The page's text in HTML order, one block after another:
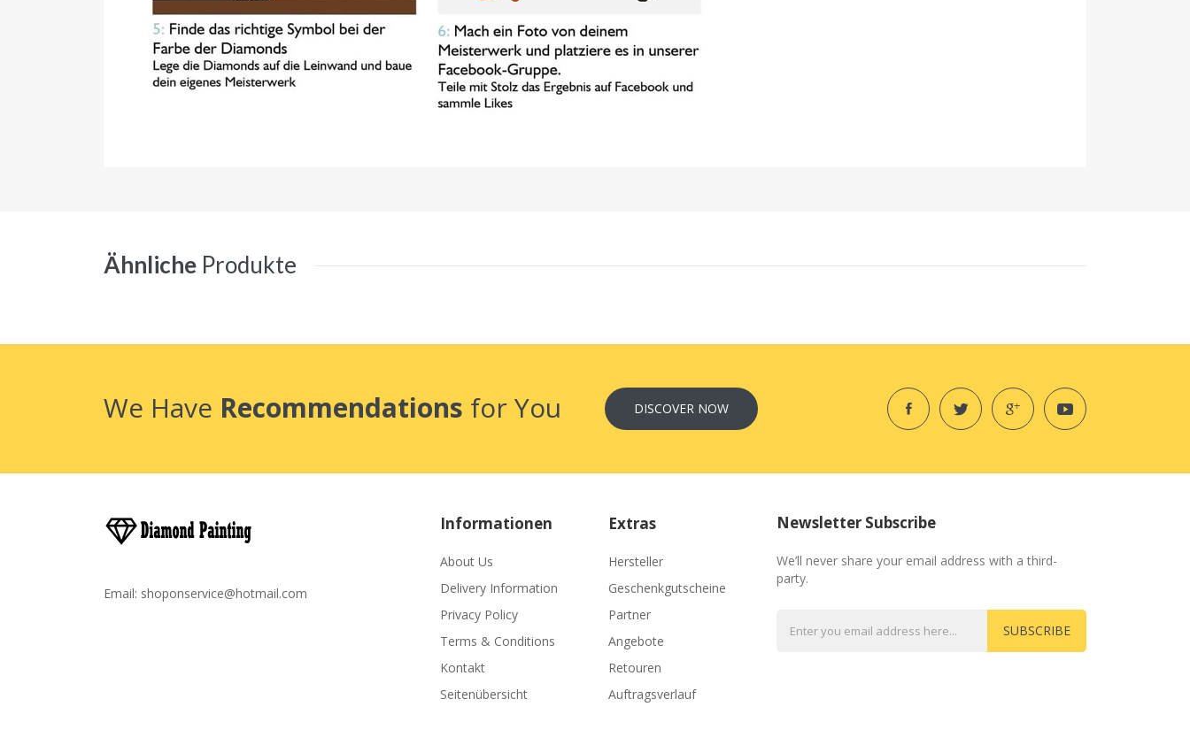
Ähnliche Produkte
We Have Recommendations for You DISCOVER NOW
Email: shoponservice@hotmail.com
Informationen
About Us
Delivery Information
Privacy Policy
Terms & Conditions
Kontakt
Seitenübersicht
Extras
Hersteller
Geschenkgutscheine
Partner
Angebote
Retouren
Auftragsverlauf
Newsletter Subscribe
We’ll never share your email address with a third-
party.
SUBSCRIBE